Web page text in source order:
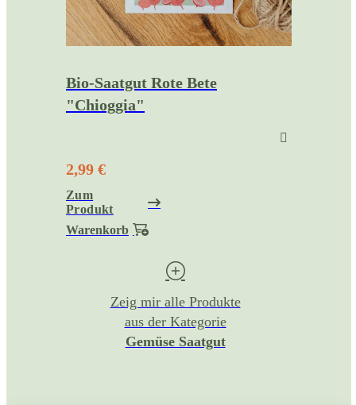
Bio-Saatgut Rote Bete
"Chioggia"
2,99 €
Zum
Produkt
Warenkorb
Zeig mir alle Produkte
aus der Kategorie
Gemüse Saatgut